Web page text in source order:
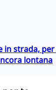
in strada,
lontana